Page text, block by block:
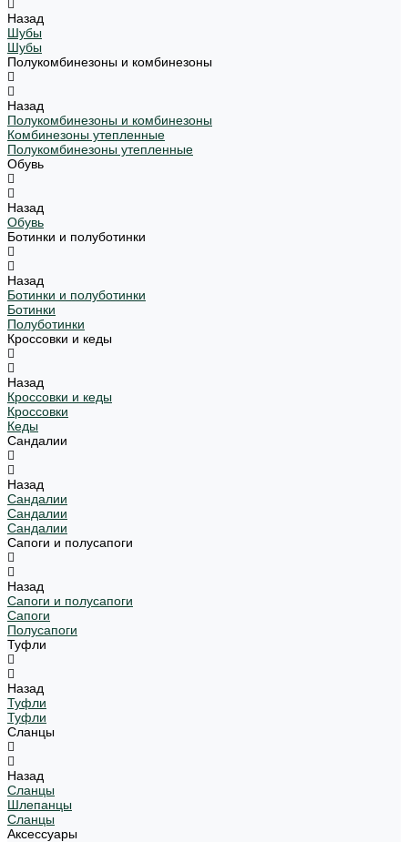
Назад
Шубы
Шубы
Полукомбинезоны и комбинезоны
Назад
Полукомбинезоны и комбинезоны
Комбинезоны утепленные
Полукомбинезоны утепленные
Обувь
Назад
Обувь
Ботинки и полуботинки
Назад
Ботинки и полуботинки
Ботинки
Полуботинки
Кроссовки и кеды
Назад
Кроссовки и кеды
Кроссовки
Кеды
Сандалии
Назад
Сандалии
Сандалии
Сандалии
Сапоги и полусапоги
Назад
Сапоги и полусапоги
Сапоги
Полусапоги
Туфли
Назад
Туфли
Туфли
Сланцы
Назад
Сланцы
Шлепанцы
Сланцы
Аксессуары